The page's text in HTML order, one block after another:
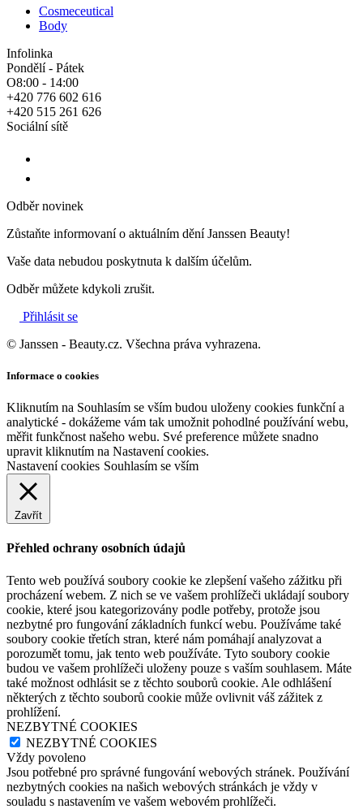
Cosmeceutical
Body
Infolinka
Pondělí - Pátek
O8:00 - 14:00
+420 776 602 616
+420 515 261 626
Sociální sítě
Odběr novinek
Zůstaňte informovaní o aktuálním dění Janssen Beauty!
Vaše data nebudou poskytnuta k dalším účelům.
Odběr můžete kdykoli zrušit.
Přihlásit se
© Janssen - Beauty.cz. Všechna práva vyhrazena.
Informace o cookies
Kliknutím na Souhlasím se vším budou uloženy cookies funkční a
analytické - dokážeme vám tak umožnit pohodlné používání webu,
měřit funkčnost našeho webu. Své preference můžete snadno
upravit kliknutím na Nastavení cookies.
Nastavení cookies Souhlasím se vším
Zavřít
Přehled ochrany osobních údajů
Tento web používá soubory cookie ke zlepšení vašeho zážitku při
procházení webem. Z nich se ve vašem prohlížeči ukládají soubory
cookie, které jsou kategorizovány podle potřeby, protože jsou
nezbytné pro fungování základních funkcí webu. Používáme také
soubory cookie třetích stran, které nám pomáhají analyzovat a
porozumět tomu, jak tento web používáte. Tyto soubory cookie
budou ve vašem prohlížeči uloženy pouze s vaším souhlasem. Máte
také možnost odhlásit se z těchto souborů cookie. Ale odhlášení
některých z těchto souborů cookie může ovlivnit váš zážitek z
prohlížení.
NEZBYTNÉ COOKIES
NEZBYTNÉ COOKIES
Vždy povoleno
Jsou potřebné pro správné fungování webových stránek. Používání
nezbytných cookies na našich webových stránkách je vždy v
souladu s nastavením ve vašem webovém prohlížeči.